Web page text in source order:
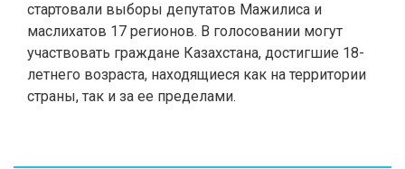
стартовали выборы депутатов Мажилиса и
маслихатов 17 регионов. В голосовании могут
участвовать граждане Казахстана, достигшие 18-
летнего возраста, находящиеся как на территории
страны, так и за ее пределами.